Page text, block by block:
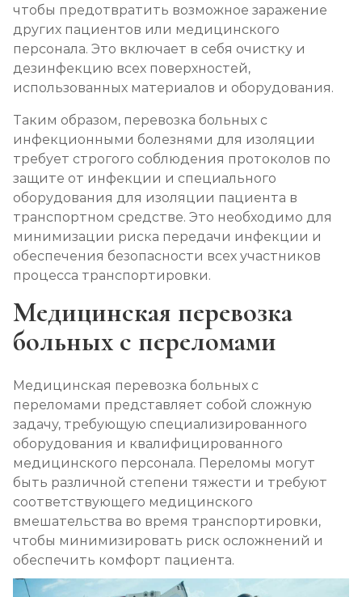
чтобы предотвратить возможное заражение
других пациентов или медицинского
персонала. Это включает в себя очистку и
дезинфекцию всех поверхностей,
использованных материалов и оборудования.
Таким образом, перевозка больных с
инфекционными болезнями для изоляции
требует строгого соблюдения протоколов по
защите от инфекции и специального
оборудования для изоляции пациента в
транспортном средстве. Это необходимо для
минимизации риска передачи инфекции и
обеспечения безопасности всех участников
процесса транспортировки.
Медицинская перевозка
больных с переломами
Медицинская перевозка больных с
переломами представляет собой сложную
задачу, требующую специализированного
оборудования и квалифицированного
медицинского персонала. Переломы могут
быть различной степени тяжести и требуют
соответствующего медицинского
вмешательства во время транспортировки,
чтобы минимизировать риск осложнений и
обеспечить комфорт пациента.